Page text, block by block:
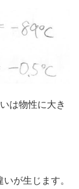
は物性に大き
が生じます。